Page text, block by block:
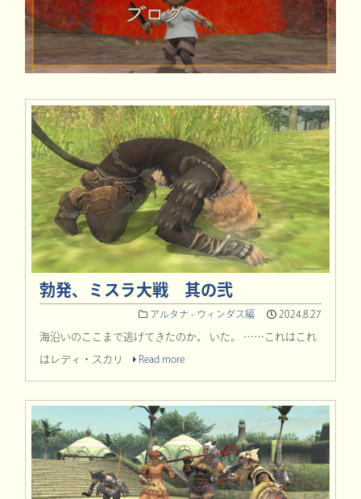
勃発、ミスラ大戦 其の弐
アルタナ - ウィンダス編 2024.8.27
海沿いのここまで逃げてきたのか。 いた。 ……これはこれ
はレディ・スカリ Read more